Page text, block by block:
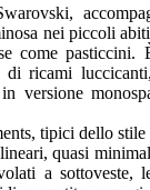
nei piccoli
come pasticcini.
di ricami
versione
tipici dello
quasi
a sottoveste,